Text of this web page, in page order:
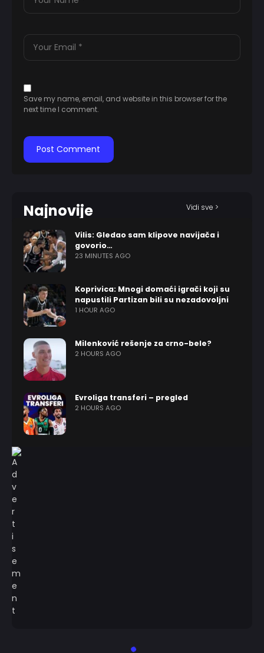
Save my name, email, and website in this browser for the
next time I comment.
Najnovije Vidi sve >
Vilis: Gledao sam klipove navijača i
govorio…
23 MINUTES AGO
Koprivica: Mnogi domaći igrači koji su
napustili Partizan bili su nezadovoljni
1 HOUR AGO
Milenković rešenje za crno-bele?
2 HOURS AGO
Evroliga transferi – pregled
2 HOURS AGO